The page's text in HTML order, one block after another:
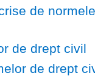
de
de drept civil
de drept